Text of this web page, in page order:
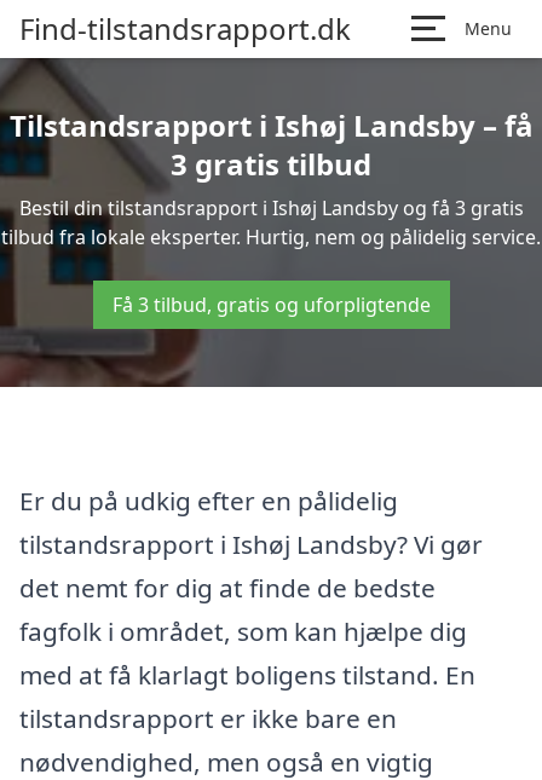
Find-tilstandsrapport.dk Menu
Tilstandsrapport i Ishøj Landsby – få
3 gratis tilbud
Bestil din tilstandsrapport i Ishøj Landsby og få 3 gratis
tilbud fra lokale eksperter. Hurtig, nem og pålidelig service.
Få 3 tilbud, gratis og uforpligtende
Er du på udkig efter en pålidelig
tilstandsrapport i Ishøj Landsby? Vi gør
det nemt for dig at finde de bedste
fagfolk i området, som kan hjælpe dig
med at få klarlagt boligens tilstand. En
tilstandsrapport er ikke bare en
nødvendighed, men også en vigtig